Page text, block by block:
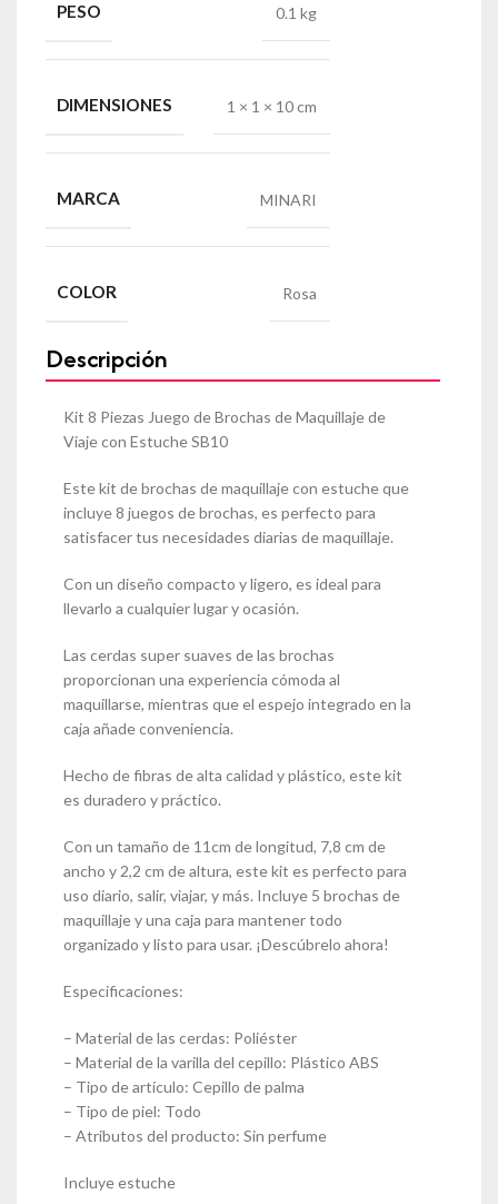
PESO 0.1 kg
DIMENSIONES 1 × 1 × 10 cm
MARCA MINARI
COLOR Rosa
Descripción
Kit 8 Piezas Juego de Brochas de Maquillaje de
Viaje con Estuche SB10
Este kit de brochas de maquillaje con estuche que
incluye 8 juegos de brochas, es perfecto para
satisfacer tus necesidades diarias de maquillaje.
Con un diseño compacto y ligero, es ideal para
llevarlo a cualquier lugar y ocasión.
Las cerdas super suaves de las brochas
proporcionan una experiencia cómoda al
maquillarse, mientras que el espejo integrado en la
caja añade conveniencia.
Hecho de fibras de alta calidad y plástico, este kit
es duradero y práctico.
Con un tamaño de 11cm de longitud, 7,8 cm de
ancho y 2,2 cm de altura, este kit es perfecto para
uso diario, salir, viajar, y más. Incluye 5 brochas de
maquillaje y una caja para mantener todo
organizado y listo para usar. ¡Descúbrelo ahora!
Especificaciones:
– Material de las cerdas: Poliéster
– Material de la varilla del cepillo: Plástico ABS
– Tipo de artículo: Cepillo de palma
– Tipo de piel: Todo
– Atributos del producto: Sin perfume
Incluye estuche